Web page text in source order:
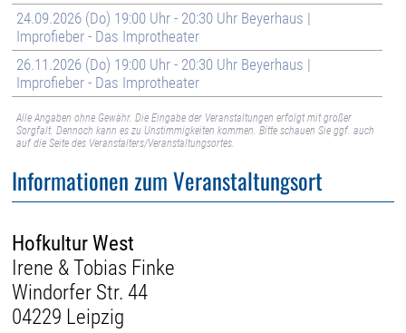
24.09.2026 (Do) 19:00 Uhr - 20:30 Uhr Beyerhaus |
Improfieber - Das Improtheater
26.11.2026 (Do) 19:00 Uhr - 20:30 Uhr Beyerhaus |
Improfieber - Das Improtheater
Alle Angaben ohne Gewähr. Die Eingabe der Veranstaltungen erfolgt mit großer
Sorgfalt. Dennoch kann es zu Unstimmigkeiten kommen. Bitte schauen Sie ggf. auch
auf die Seite des Veranstalters/Veranstaltungsortes.
Informationen zum Veranstaltungsort
Hofkultur West
Irene & Tobias Finke
Windorfer Str. 44
04229 Leipzig